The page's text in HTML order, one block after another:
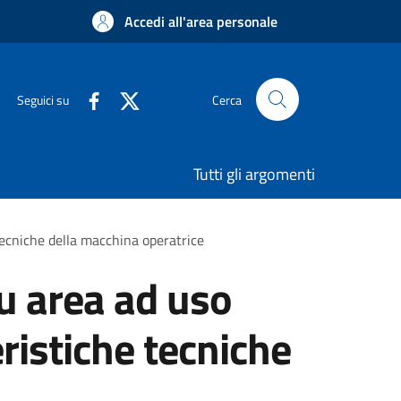
Accedi all'area personale
Seguici su Cerca
Tutti gli argomenti
della macchina operatrice
area ad uso
tecniche